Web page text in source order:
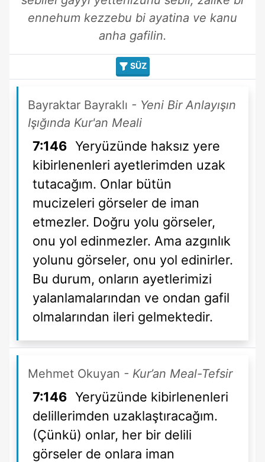
ennehum kezzebu bi ayatina ve kanu
anha gafilin.
SÜZ
Bayraktar Bayraklı - Yeni Bir Anlayışın
Işığında Kur'an Meali
7:146 Yeryüzünde haksız yere
kibirlenenleri ayetlerimden uzak
tutacağım. Onlar bütün
mucizeleri görseler de iman
etmezler. Doğru yolu görseler,
onu yol edinmezler. Ama azgınlık
yolunu görseler, onu yol edinirler.
Bu durum, onların ayetlerimizi
yalanlamalarından ve ondan gafil
olmalarından ileri gelmektedir.
Mehmet Okuyan - Kur’an Meal-Tefsir
7:146 Yeryüzünde kibirlenenleri
delillerimden uzaklaştıracağım.
(Çünkü) onlar, her bir delili
görseler de onlara iman